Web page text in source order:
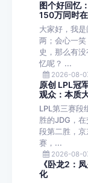
图个好回忆
150万同时
大家好，我
两；会心一
史，那么有
忆呢？ ...
2026-08-
原创 LPL冠
观众：本质
LPL第三赛段
胜的JDG，
段第二胜，
赛，...
2026-08-
《卧龙2：
化